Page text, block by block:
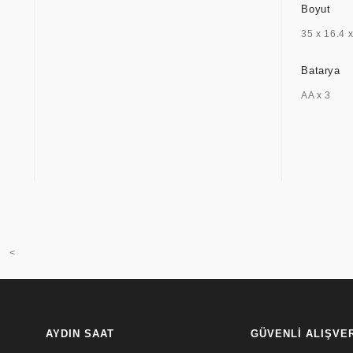
Boyut
35 x 16.4
Batarya
AA x 3
<
AYDIN SAAT GÜVENLİ